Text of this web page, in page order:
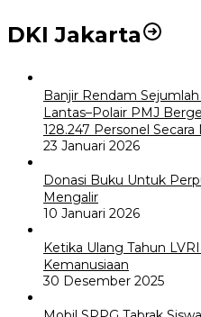
DKI Jakarta
Banjir Rendam
Lantas–Polair PMJ
128.247 Personel Secara
23 Januari 2026
Donasi Buku Untuk
Mengalir
10 Januari 2026
Ketika Ulang Tahun
Kemanusiaan
30 Desember 2025